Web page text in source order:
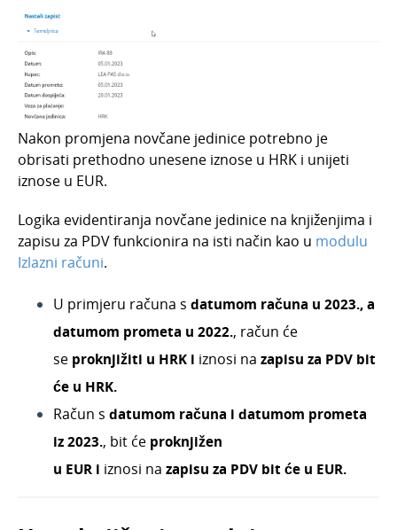
Nakon promjena novčane jedinice potrebno je
obrisati prethodno unesene iznose u HRK i unijeti
iznose u EUR.
Logika evidentiranja novčane jedinice na knjiženjima i
zapisu za PDV funkcionira na isti način kao u modulu
Izlazni računi.
U primjeru računa s datumom računa u 2023., a
datumom prometa u 2022., račun će
se proknjižiti u HRK i iznosi na zapisu za PDV bit
će u HRK.
Račun s datumom računa i datumom prometa
iz 2023., bit će proknjižen
u EUR i iznosi na zapisu za PDV bit će u EUR.